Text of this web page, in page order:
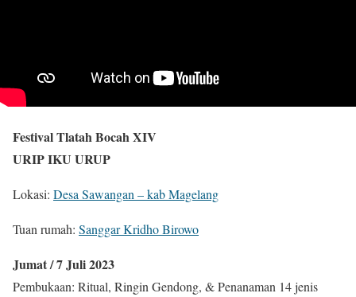
Festival Tlatah Bocah XIV
URIP IKU URUP
Lokasi: Desa Sawangan – kab Magelang
Tuan rumah: Sanggar Kridho Birowo
Jumat / 7 Juli 2023
Pembukaan: Ritual, Ringin Gendong, & Penanaman 14 jenis